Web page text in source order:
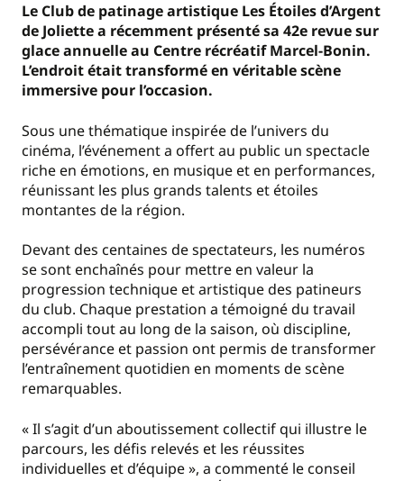
Le Club de patinage artistique Les Étoiles d’Argent
de Joliette a récemment présenté sa 42e revue sur
glace annuelle au Centre récréatif Marcel-Bonin.
L’endroit était transformé en véritable scène
immersive pour l’occasion.
Sous une thématique inspirée de l’univers du
cinéma, l’événement a offert au public un spectacle
riche en émotions, en musique et en performances,
réunissant les plus grands talents et étoiles
montantes de la région.
Devant des centaines de spectateurs, les numéros
se sont enchaînés pour mettre en valeur la
progression technique et artistique des patineurs
du club. Chaque prestation a témoigné du travail
accompli tout au long de la saison, où discipline,
persévérance et passion ont permis de transformer
l’entraînement quotidien en moments de scène
remarquables.
« Il s’agit d’un aboutissement collectif qui illustre le
parcours, les défis relevés et les réussites
individuelles et d’équipe », a commenté le conseil